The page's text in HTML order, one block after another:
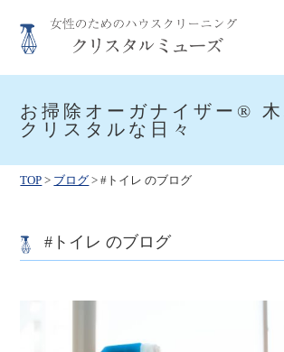
content
お掃除オーガナイザー®
クリスタルな日々
TOP > ブログ >#トイレ のブログ
#トイレ のブログ